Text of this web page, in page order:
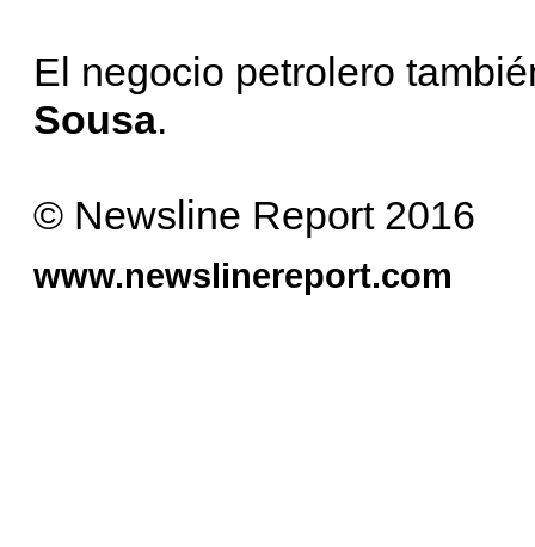
El negocio petrolero
Sousa.
© Newsline Report 2016
www.newslinereport.com